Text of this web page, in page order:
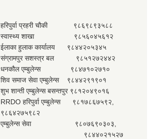
हरिपुर्वा प्रहरी चौकी ९८६९८९३५८८
स्वास्थ्य शाखा ९८५६०४५६१२
ईलाका हुलाक कार्यालय ९८४४२०५३४५
संग्रामपुर सशस्त्र बल ९८५१२७२४४२
धनकौल एम्बुलेन्स ९८४७१०२७१०
शिव समाज सेवा एम्बुलेन्स ९८४४२९१९०१
शुभ शान्ती एम्बुलेन्स बसन्तपुर ९८१२०४९०१६
RRDO हरिपुर्वा एम्बुलेन्स ९८१७८६७५९२,
९८६४२७५९८२
एम्बुलेन्स सेवा ९८०७६९०३०३,
९८४४०२१५२७